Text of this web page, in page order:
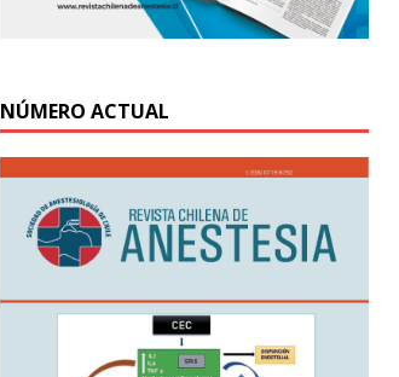
NÚMERO ACTUAL